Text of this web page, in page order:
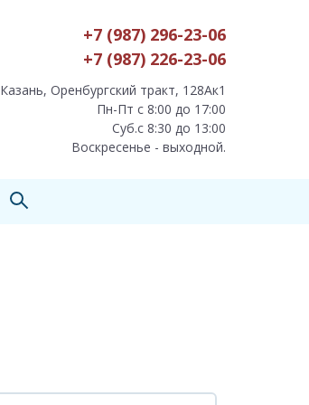
+7 (987) 296-23-06
+7 (987) 226-23-06
Казань, Оренбургский тракт, 128Ак1
Пн-Пт с 8:00 до 17:00
Суб.с 8:30 до 13:00
Воскресенье - выходной.